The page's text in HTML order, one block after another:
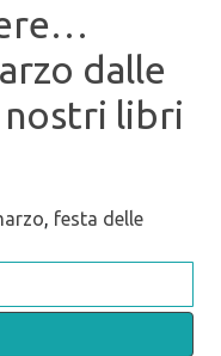
dalle
libri
, festa delle